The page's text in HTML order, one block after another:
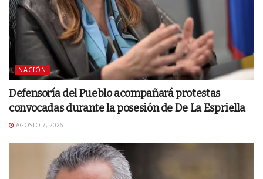
NACIÓN
Defensoría del Pueblo acompañará protestas
convocadas durante la posesión de De La Espriella
AGOSTO 7, 2026